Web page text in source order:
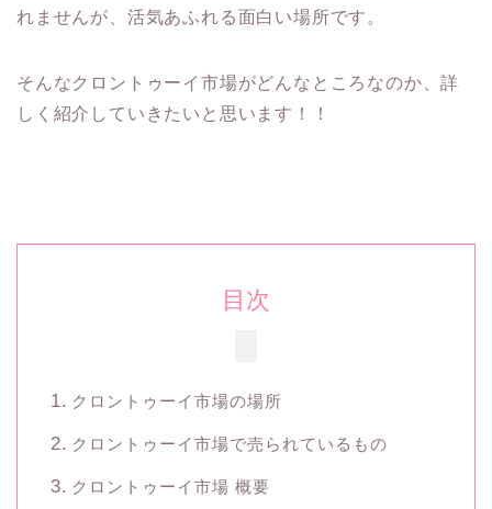
れませんが、活気あふれる面白い場所です。
そんなクロントゥーイ市場がどんなところなのか、詳
しく紹介していきたいと思います！！
目次
クロントゥーイ市場の場所
クロントゥーイ市場で売られているもの
クロントゥーイ市場 概要